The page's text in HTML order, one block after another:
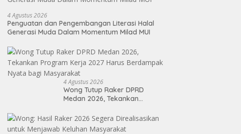
4 Agustus 2026
Penguatan dan Pengembangan Literasi Halal
Generasi Muda Dalam Momentum Milad MUI
4 Agustus 2026
Wong Tutup Raker DPRD
Medan 2026, Tekankan
Berdampak Nyata bagi
Masyarakat